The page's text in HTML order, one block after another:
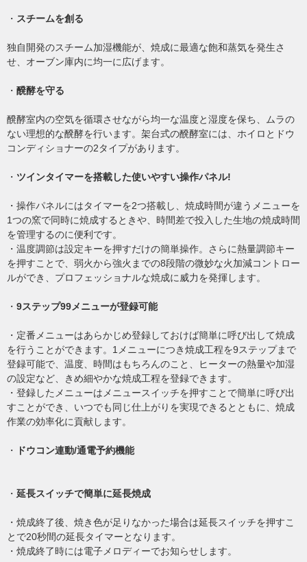
・ スチームを創る
独自開発のスチーム加湿機能が、焼成に最適な飽和蒸気を発生さ
せ、オーブン庫内に均一に広げます。
・ 醗酵を守る
醗酵室内の空気を循環させながら均一な温度と湿度を保ち、ムラの
ない理想的な醗酵を行います。架台式の醗酵室には、ホイロとドウ
コンディショナーの2タイプがあります。
・ ツインタイマーを搭載した使いやすい操作パネル!
・操作パネルにはタイマーを2つ搭載し、焼成時間が違うメニューを
1つの窯で同時に焼成するときや、時間差で投入した生地の焼成時間
を管理するのに便利です。
・温度調節は設定キーを押すだけの簡単操作。さらに熱量調節キー
を押すことで、弱火から強火までの8段階の微妙な火加減コントロー
ルができ、プロフェッショナルな焼成に威力を発揮します。
・ 9ステップ99メニューが登録可能
・定番メニューはあらかじめ登録しておけば簡単に呼び出して焼成
を行うことができます。1メニューにつき焼成工程を9ステップまで
登録可能で、温度、時間はもちろんのこと、ヒーターの熱量や加湿
の設定など、きめ細やかな焼成工程を登録できます。
・登録したメニューはメニュースイッチを押すことで簡単に呼び出
すことができ、いつでも同じ仕上がりを実現できるとともに、焼成
作業の効率化に貢献します。
・ ドウコン連動/通電予約機能
・ 延長スイッチで簡単に延長焼成
・焼成終了後、焼き色が足りなかった場合は延長スイッチを押すこ
とで20秒間の延長タイマーとなります。
・焼成終了時には電子メロディーでお知らせします。